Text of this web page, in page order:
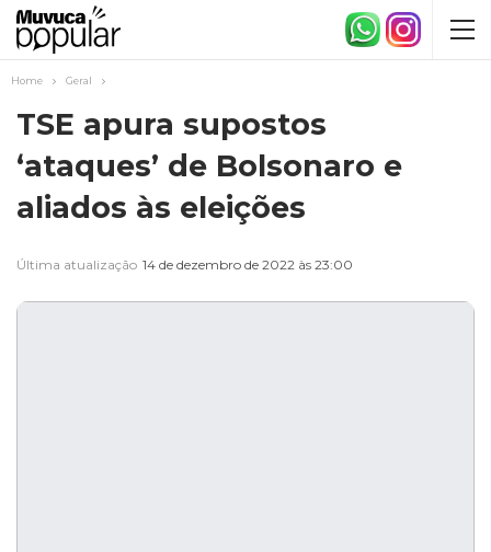
Home Geral
TSE apura supostos
‘ataques’ de Bolsonaro e
aliados às eleições
Última atualização 14 de dezembro de 2022 às 23:00